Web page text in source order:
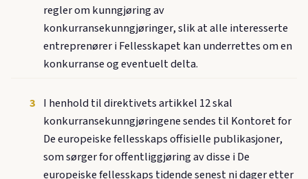
regler om kunngjøring av
konkurransekunngjøringer, slik at alle interesserte
entreprenører i Fellesskapet kan underrettes om en
konkurranse og eventuelt delta.
3 I henhold til direktivets artikkel 12 skal
konkurransekunngjøringene sendes til Kontoret for
De europeiske fellesskaps offisielle publikasjoner,
som sørger for offentliggjøring av disse i De
europeiske fellesskaps tidende senest ni dager etter